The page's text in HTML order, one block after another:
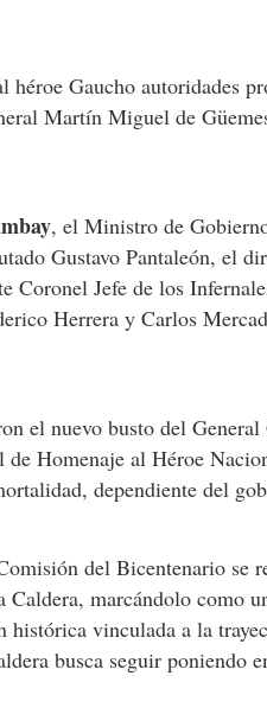
Gaucho autoridades
Martín Miguel de
, el Ministro de
Gustavo Pantaleón, el
Jefe de los
Herrera y Carlos
el nuevo busto del
Homenaje al Héroe
dependiente del
del Bicentenario se
marcándolo como
vinculada a la
busca seguir poniendo